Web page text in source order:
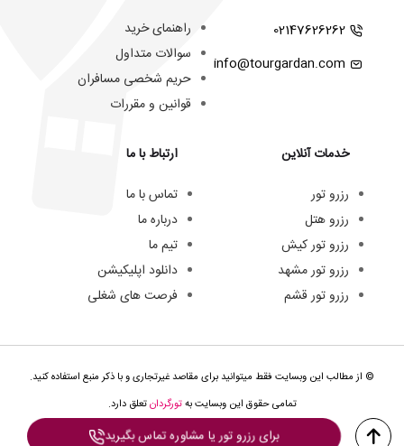
برای رزرو تور یا مشاوره تماس بگیرید
02147626262
info@tourgardan.com
خدمات آنلاین
رزرو تور
رزرو هتل
رزرو تور کیش
رزرو تور مشهد
رزرو تور قشم
راهنمای خرید
سوالات متداول
حریم شخصی مسافران
قوانین و مقررات
ارتباط با ما
تماس با ما
درباره ما
تیم ما
دانلود اپلیکیشن
فرصت های شغلی
© از مطالب این وبسایت فقط میتوانید برای مقاصد غیرتجاری و با ذکر منبع استفاده کنید.
تمامی حقوق این وبسایت بهتورگردانتعلق دارد.